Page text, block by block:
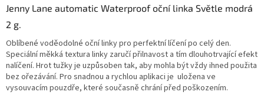
Jenny Lane automatic Waterproof oční linka Světle modrá
2 g.
Oblíbené voděodolné oční linky pro perfektní líčení po celý den.
Speciální měkká textura linky zaručí přilnavost a tím dlouhotrvající efekt
nalíčení. Hrot tužky je uzpůsoben tak, aby mohla být vždy ihned použita
bez ořezávání. Pro snadnou a rychlou aplikaci je uložena ve
vysouvacím pouzdře, které současně chrání před poškozením.